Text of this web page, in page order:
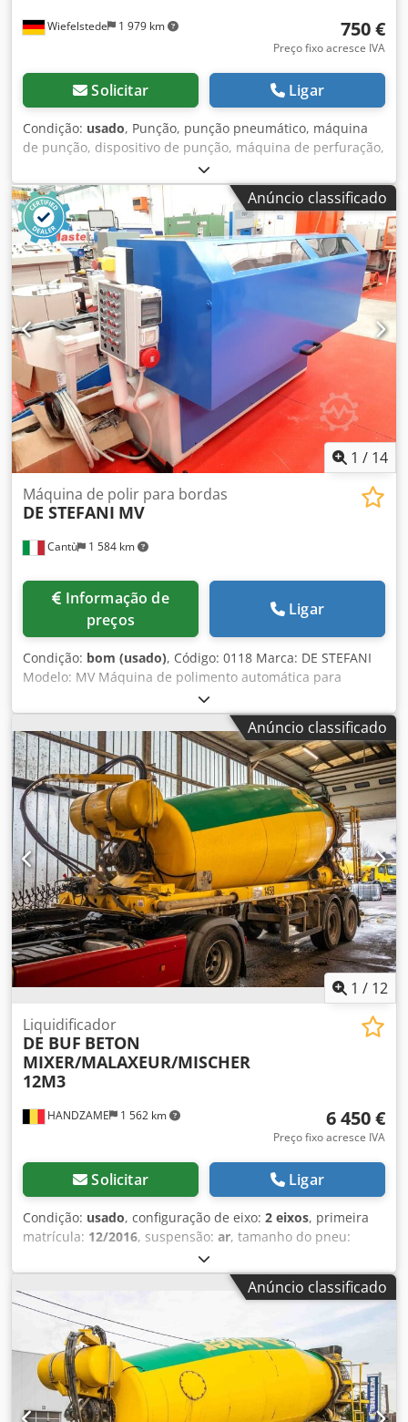
Wiefelstede 1 979 km 750 €
Preço fixo acresce IVA
Solicitar Ligar
Condição: usado, Punção, punção pneumático, máquina
de punção, dispositivo de punção, máquina de perfuração,
punção manual pneumático -Fabricante: DE-STA-CO,
Máquina de perfuração pneumática -Tipo: 040 0210 -
Punção integrada: Ø 2,5 mm -Projeção máx. projeção: 25
mm -Dimensões: 190/200/H510 mm Djdpfofwx Uyex Af Sskr
-Peso: 24 kg
Anúncio classificado
1 / 14
Cantù 1 584 km
Máquina de polir para bordas
DE STEFANI MV
preços
Ligar
Condição: bom (usado), Código: 0118 Marca: DE STEFANI
Modelo: MV Máquina de polimento automática para
bordas, para polimento de poliéster, poliuretano e outras
tintas Características: Sistema de acionamento por esteira
com patins emborrachados Prensador superior manual
com rodas emborrachadas Barra de suporte ajustável para
peças largas Composição: 1° Grupo - Nº 2 escovas
ajustáveis - Motor 4 HP 2° Grupo - Nº 1 escova - Motor 2 HP
Altura da superfície de trabalho: mm 870 Velocidade de
avanço: 5 a 25 m/min Comprimento de trabalho: mín. mm
150 Altura de trabalho: mín./máx. mm 10/100 Largura de
trabalho: mín. 50 Cabine de proteção Gabinete elétrico
Dimensões totais: mm 2700 x 1000 x 1250 h Peso: kg 1500
Dkjdpjwiv Dkofx Af Ssr
Anúncio classificado
1 / 12
HANDZAME 1 562 km
Liquidificador
DE BUF BETON
MIXER/MALAXEUR/MISCHER
12M3
6 450 €
Preço fixo acresce IVA
Solicitar Ligar
Condição: usado, configuração de eixo: 2 eixos, primeira
matrícula: 12/2016, suspensão: ar, tamanho do pneu:
, distância entre eixos:
fabrico:2016, Material utilizável: Betão Dimensão dos
pneus: 425/65R22,5 Suspensão: Pneumática Tração: Rodas
Dkedpfx Aeuc Dcdsf Ssr Peso vazio: 7.720 kg Carga útil:
28.280 kg Peso bruto admissível: 36.000 kg Marca da
carroçaria: DE BUF
Anúncio classificado